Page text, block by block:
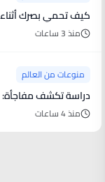
كيف تحمي بصرك
منذ 3 ساعات
منوعات من العالم
دراسة تكشف مفاجأة:
منذ 4 ساعات